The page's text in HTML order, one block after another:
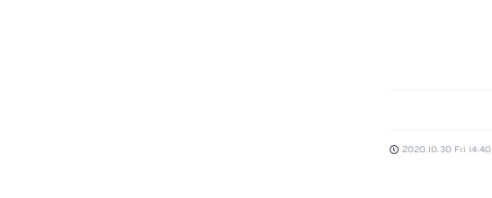
2020.10.30 Fri 14:40